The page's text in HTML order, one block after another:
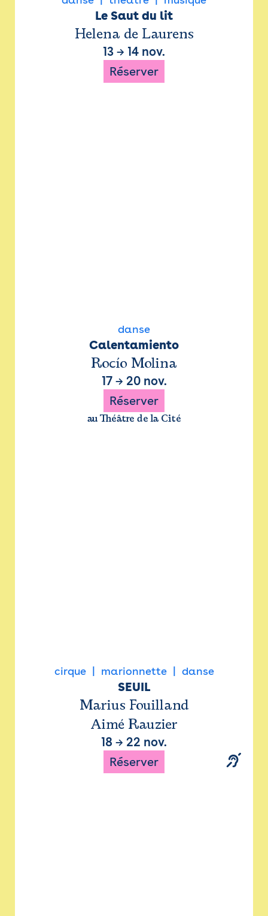
Le Saut du lit
Helena de Laurens
13 → 14 nov.
Réserver
danse
Calentamiento
Rocío Molina
17→ 20 nov.
Réserver
au Théâtre de la Cité
cirque marionnette danse
SEUIL
Marius Fouilland
Aimé Rauzier
18 → 22 nov.
Réserver